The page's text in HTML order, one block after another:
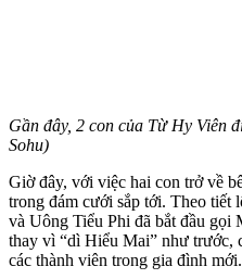
Gần đây, 2 con của Từ Hy Viên
Sohu)
Giờ đây, với việc hai con trở về
trong đám cưới sắp tới. Theo tiết
và Uông Tiểu Phi đã bắt đầu gọi
thay vì “dì Hiểu Mai” như trước,
các thành viên trong gia đình mới.